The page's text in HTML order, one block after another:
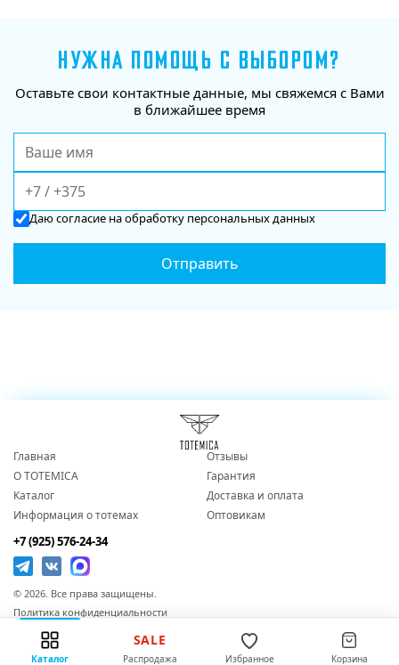
НУЖНА ПОМОЩЬ С ВЫБОРОМ?
Оставьте свои контактные данные, мы свяжемся с Вами
в ближайшее время
Даюсогласие на обработку персональных данных
Главная
О TOTEMICA
Каталог
Информация о тотемах
Отзывы
Гарантия
Доставка и оплата
Оптовикам
+7 (925) 576-24-34
© 2026. Все права защищены.
Политика конфиденциальности
Согласие на обработку персональных данных
Публичная оферта
Каталог
SALE
Распродажа Избранное Корзина